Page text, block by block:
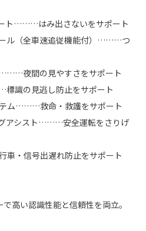
ト………はみ出さないをサポート
ル（全車速追従機能付）………つ
夜間の見やすさをサポート
識の見逃し防止をサポート
ム………救命・救護をサポート
アシスト………安全運転をさりげ
・信号出遅れ防止をサポート
で高い認識性能と信頼性を両立。